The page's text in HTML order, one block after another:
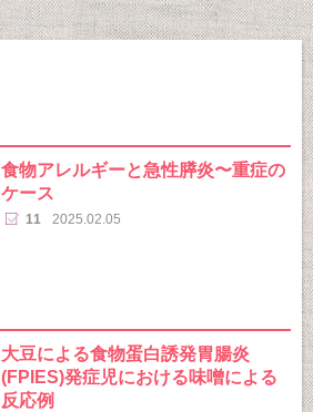
食物アレルギーと急性膵炎〜重症の
ケース
11 2025.02.05
大豆による食物蛋白誘発胃腸炎
(FPIES)発症児における味噌による
反応例